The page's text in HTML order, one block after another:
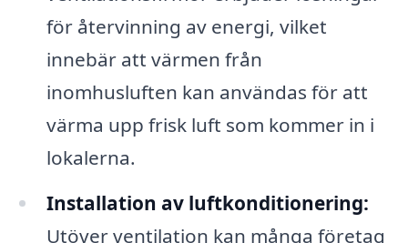
för återvinning av energi, vilket
innebär att värmen från
inomhusluften kan användas för att
värma upp frisk luft som kommer in i
lokalerna.
Installation av luftkonditionering:
Utöver ventilation kan många företag